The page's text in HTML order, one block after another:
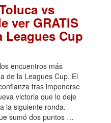
vs
ver GRATIS
Leagues Cup
encuentros más
de la Leagues Cup. El
tras imponerse
victoria que lo deje
la siguiente ronda.
sumó dos puntos …